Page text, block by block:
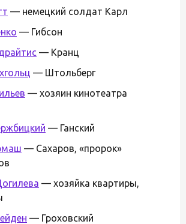
— немецкий солдат Карл
— Гибсон
— Кранц
— Штольберг
— хозяин кинотеатра
— Ганский
— Сахаров, «пророк»
— хозяйка квартиры,
— Гроховский